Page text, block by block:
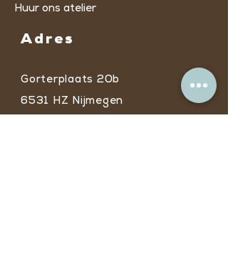
Huur ons atelier
Adres
Gorterplaats 20b
6531 HZ Nijmegen